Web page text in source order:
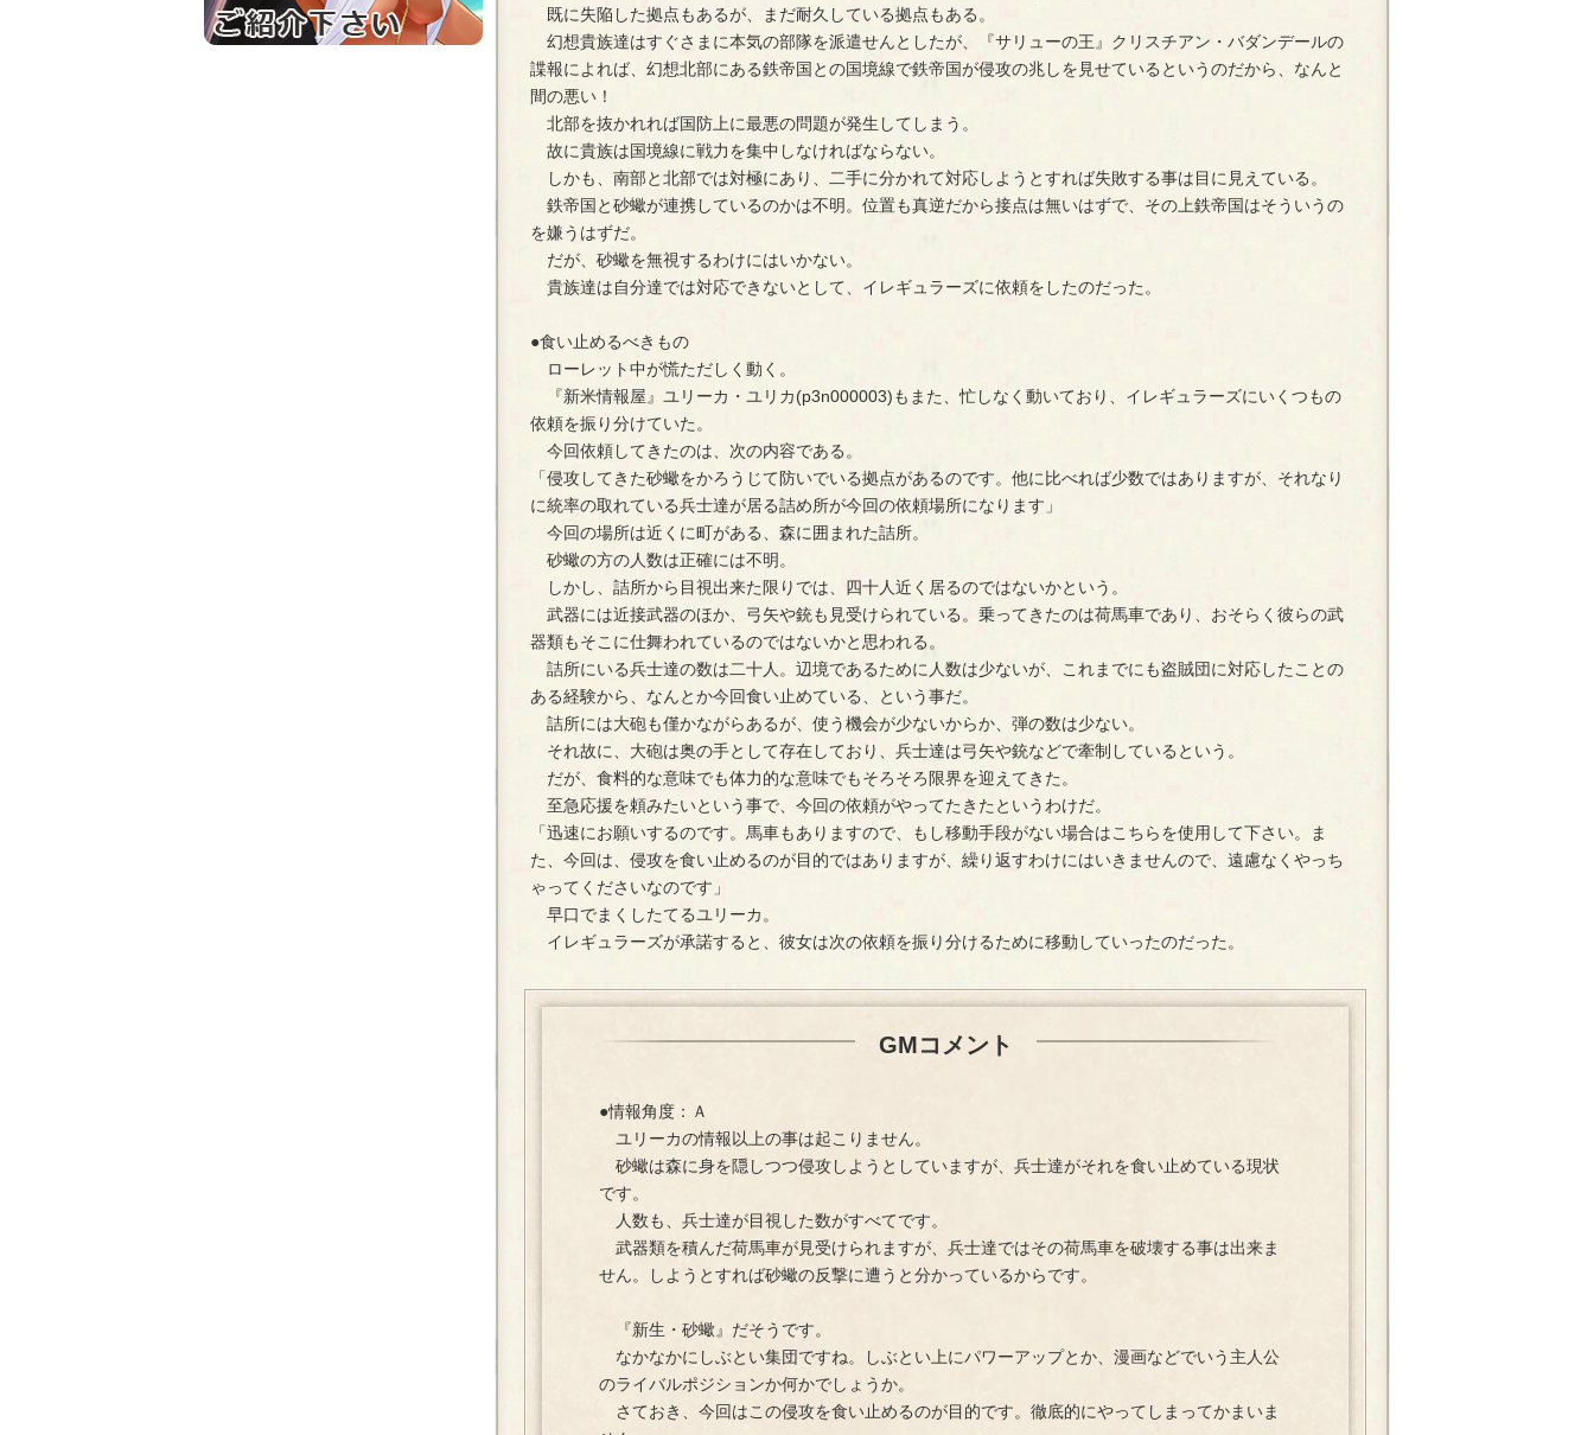
既に失陥した拠点もあるが、まだ耐久している拠点もある。
幻想貴族達はすぐさまに本気の部隊を派遣せんとしたが、『サリューの王』クリスチアン・バダンデールの
諜報によれば、幻想北部にある鉄帝国との国境線で鉄帝国が侵攻の兆しを見せているというのだから、なんと
間の悪い！
北部を抜かれれば国防上に最悪の問題が発生してしまう。
故に貴族は国境線に戦力を集中しなければならない。
しかも、南部と北部では対極にあり、二手に分かれて対応しようとすれば失敗する事は目に見えている。
鉄帝国と砂蠍が連携しているのかは不明。位置も真逆だから接点は無いはずで、その上鉄帝国はそういうの
を嫌うはずだ。
だが、砂蠍を無視するわけにはいかない。
貴族達は自分達では対応できないとして、イレギュラーズに依頼をしたのだった。
●食い止めるべきもの
ローレット中が慌ただしく動く。
『新米情報屋』ユリーカ・ユリカ(p3n000003)もまた、忙しなく動いており、イレギュラーズにいくつもの
依頼を振り分けていた。
今回依頼してきたのは、次の内容である。
「侵攻してきた砂蠍をかろうじて防いでいる拠点があるのです。他に比べれば少数ではありますが、それなり
に統率の取れている兵士達が居る詰め所が今回の依頼場所になります」
今回の場所は近くに町がある、森に囲まれた詰所。
砂蠍の方の人数は正確には不明。
しかし、詰所から目視出来た限りでは、四十人近く居るのではないかという。
武器には近接武器のほか、弓矢や銃も見受けられている。乗ってきたのは荷馬車であり、おそらく彼らの武
器類もそこに仕舞われているのではないかと思われる。
詰所にいる兵士達の数は二十人。辺境であるために人数は少ないが、これまでにも盗賊団に対応したことの
ある経験から、なんとか今回食い止めている、という事だ。
詰所には大砲も僅かながらあるが、使う機会が少ないからか、弾の数は少ない。
それ故に、大砲は奥の手として存在しており、兵士達は弓矢や銃などで牽制しているという。
だが、食料的な意味でも体力的な意味でもそろそろ限界を迎えてきた。
至急応援を頼みたいという事で、今回の依頼がやってたきたというわけだ。
「迅速にお願いするのです。馬車もありますので、もし移動手段がない場合はこちらを使用して下さい。ま
た、今回は、侵攻を食い止めるのが目的ではありますが、繰り返すわけにはいきませんので、遠慮なくやっち
ゃってくださいなのです」
早口でまくしたてるユリーカ。
イレギュラーズが承諾すると、彼女は次の依頼を振り分けるために移動していったのだった。
GMコメント
●情報角度：Ａ
ユリーカの情報以上の事は起こりません。
砂蠍は森に身を隠しつつ侵攻しようとしていますが、兵士達がそれを食い止めている現状
です。
人数も、兵士達が目視した数がすべてです。
武器類を積んだ荷馬車が見受けられますが、兵士達ではその荷馬車を破壊する事は出来ま
せん。しようとすれば砂蠍の反撃に遭うと分かっているからです。
『新生・砂蠍』だそうです。
なかなかにしぶとい集団ですね。しぶとい上にパワーアップとか、漫画などでいう主人公
のライバルポジションか何かでしょうか。
さておき、今回はこの侵攻を食い止めるのが目的です。徹底的にやってしまってかまいま